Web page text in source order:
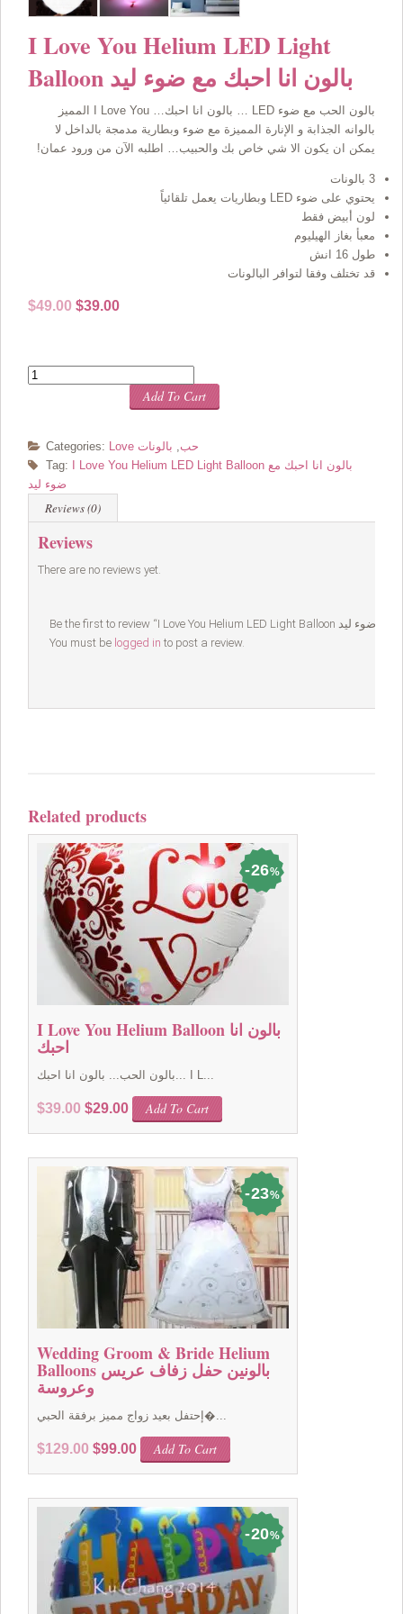
I Love You Helium LED Light
Balloon بالون انا احبك مع ضوء ليد
بالون الحب مع ضوء LED … بالون انا احبك… I Love You المميز
بالوانه الجذابة و الإنارة المميزة مع ضوء وبطارية مدمجة بالداخل لا
يمكن ان يكون الا شي خاص بك والحبيب… اطلبه الآن من ورود عمان!
3 بالونات
يحتوي على ضوء LED وبطاريات يعمل تلقائياً
لون أبيض فقط
معبأ بغاز الهيليوم
طول 16 انش
قد تختلف وفقا لتوافر البالونات
$49.00 Original
$39.00Current
Quantity
Add To Cart
Categories: Love حب
بالونات
Tag: I Love You Helium LED Light Balloon بالون انا احبك مع
ضوء ليد
Reviews (0)
Reviews
There are no reviews yet.
You must be logged in to post a review.
Related products
26%
I Love You Helium Balloon بالون انا
احبك
بالون الحب... بالون انا احبك... I L...
$39.00 Original
$39.00.
$29.00Current
price
$29.00.
Add To Cart
23%
Wedding Groom & Bride Helium
Balloons بالونين حفل زفاف عريس
وعروسة
إحتفل بعيد زواج مميز برفقة الحبي�...
$129.00 Original
$129.00.
$99.00Current
price
$99.00.
Add To Cart
20%